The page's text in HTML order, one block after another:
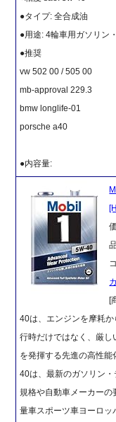
●タイプ: 全合成油
●用途: 4輪車用ガソリン
●推奨
vw 502 00 / 505 00
mb-approval 229.3
bmw longlife-01
porsche a40
●内容量:
[
40は、エンジンを摩耗
行時だけではなく、厳
を発揮する先進の高性
40は、最新のガソリン
規格や自動車メーカー
量車スポーツ車ヨーロ